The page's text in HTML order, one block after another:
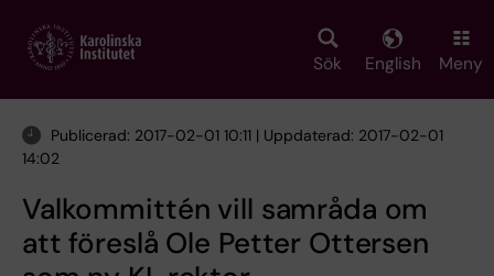
main
Sök English Meny
Publicerad: 2017-02-01 10:11 | Uppdaterad: 2017-02-01
14:02
Valkommittén vill samråda om
att föreslå Ole Petter Ottersen